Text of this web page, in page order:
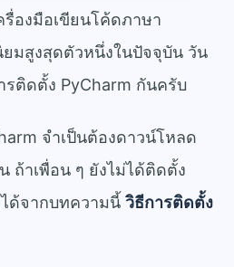
รื่องมือเขียนโค้ดภาษา
มสูงสุดตัวหนึ่งในปัจจุบัน วัน
รติดตั้ง PyCharm กันครับ
จำเป็นต้องดาวน์โหลด
ถ้าเพื่อน ๆ ยังไม่ได้ติดตั้ง
ด้จากบทความนี้ วิธีการติดตั้ง